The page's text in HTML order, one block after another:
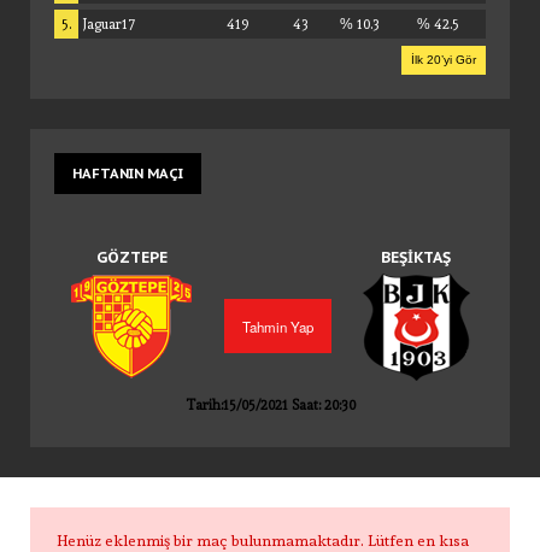
5. Jaguar17 419 43 % 10.3 % 42.5
İlk 20’yi Gör
HAFTANIN MAÇI
GÖZTEPE BEŞIKTAŞ
Tarih:15/05/2021 Saat: 20:30
Henüz eklenmiş bir maç bulunmamaktadır. Lütfen en kısa